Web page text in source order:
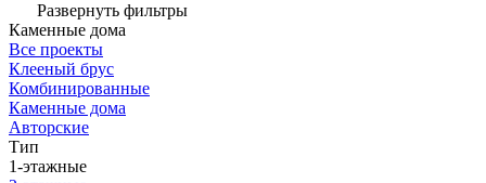
Развернуть фильтры
Каменные дома
Все проекты
Клееный брус
Комбинированные
Каменные дома
Авторские
Тип
1-этажные